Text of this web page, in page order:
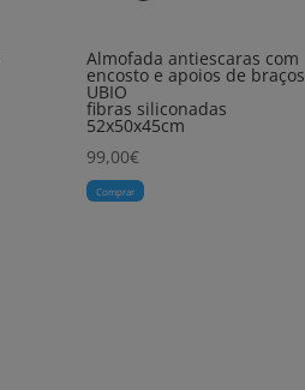
Almofada antiescaras com
encosto e apoios de braços
UBIO
fibras siliconadas
52x50x45cm
99,00€
Comprar